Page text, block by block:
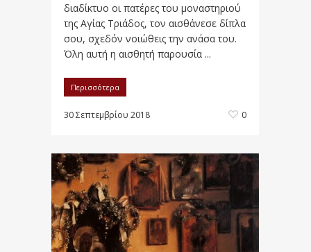
διαδίκτυο οι πατέρες του μοναστηριού
της Αγίας Τριάδος, τον αισθάνεσε δίπλα
σου, σχεδόν νοιώθεις την ανάσα του.
Όλη αυτή η αισθητή παρουσία ...
Περισσότερα
30 Σεπτεμβρίου 2018 0